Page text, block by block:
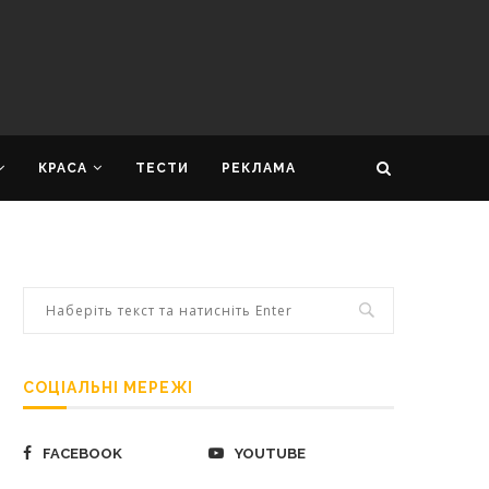
КРАСА ТЕСТИ РЕКЛАМА
СОЦІАЛЬНІ МЕРЕЖІ
FACEBOOK YOUTUBE